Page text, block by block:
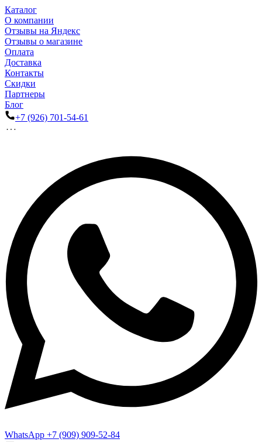
Каталог
О компании
Отзывы на Яндекс
Отзывы о магазине
Оплата
Доставка
Контакты
Скидки
Партнеры
Блог
+7 (926) 701-54-61
WhatsApp +7 (909) 909-52-84